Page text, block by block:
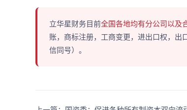
立华星财务目前全国各地均有分公司以及
账，商标注册，工商变更，进出口权，出
信同号）。